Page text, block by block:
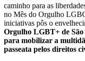
caminho para as
no Mês do Orgulho
iniciativas pôs o
Orgulho LGBT+ de São
para mobilizar a
passeata pelos direitos